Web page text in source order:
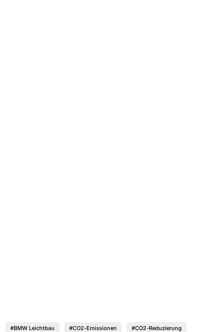
#BMW Leichtbau #CO2-Emissionen #CO2-Reduzierung